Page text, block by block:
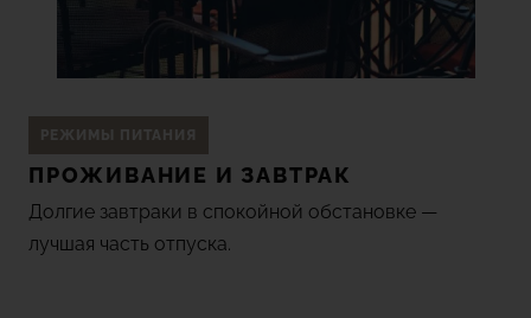
РЕЖИМЫ ПИТАНИЯ
ПРОЖИВАНИЕ И ЗАВТРАК
Долгие завтраки в спокойной обстановке —
лучшая часть отпуска.